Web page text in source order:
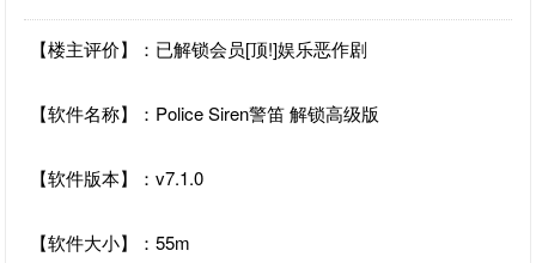
【楼主评价】：已解锁会员[顶!]娱乐恶作剧
【软件名称】：Police Siren警笛 解锁高级版
【软件版本】：v7.1.0
【软件大小】：55m